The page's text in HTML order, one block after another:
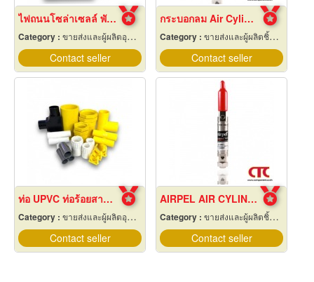
ไฟถนนโซล่าเซลล์ พัทยา ชลบุรี
Category : ขายส่งและผู้ผลิตอุปกรณ์เครื่องใช้ไฟฟ้า
Contact seller
กระบอกลม Air Cylinder
Category :ขายส่งและผู้ผลิตชิ้นส่วนและอะไหล่เครื่องจักรกล
Contact seller
ท่อ UPVC ท่อร้อยสายไฟ ท่อขาว ท่อเหลือง พัทยา ชลบุรี
Category : ขายส่งและผู้ผลิตอุปกรณ์เครื่องใช้ไฟฟ้า
Contact seller
AIRPEL AIR CYLINDER รุ่น AC 2206 - 1 กระบอกลมนิวเมติกส์
Category :ขายส่งและผู้ผลิตชิ้นส่วนและอะไหล่เครื่องจักรกล
Contact seller